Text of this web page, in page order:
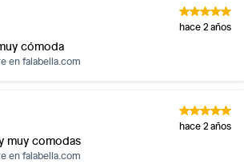
hace 2 años
cómoda
enfalabella.com
hace 2 años
muy comodas
enfalabella.com